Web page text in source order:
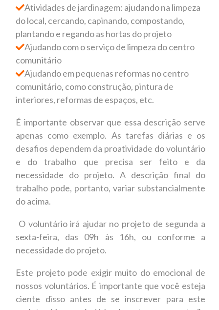
Atividades de jardinagem: ajudando na limpeza
do local, cercando, capinando, compostando,
plantando e regando as hortas do projeto
Ajudando com o serviço de limpeza do centro
comunitário
Ajudando em pequenas reformas no centro
comunitário, como construção, pintura de
interiores, reformas de espaços, etc.
É importante observar que essa descrição serve
apenas como exemplo. As tarefas diárias e os
desafios dependem da proatividade dovoluntário
e do trabalho que precisa ser feitoe da
necessidade do projeto. A descrição final do
trabalho pode, portanto, variar substancialmente
do acima.
O voluntário irá ajudar no projeto de segunda a
sexta-feira, das 09h às 16h, ou conforme a
necessidade do projeto.
Este projeto pode exigir muito do emocional de
nossos voluntários. É importante que você esteja
ciente disso antes de se inscrever para este